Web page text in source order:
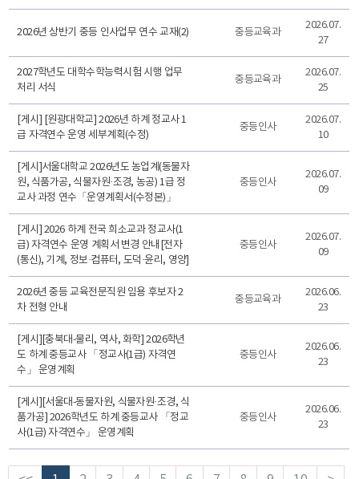
2026년 상반기 중등 인사업무 연수 교재(2) 중등교육과
2026.07.
27
2027학년도 대학수학능력시험 시행 업무
처리 서식
중등교육과
2026.07.
25
[게시] [원광대학교] 2026년 하계 정교사 1
급 자격연수 운영 세부계획(수정)
중등인사
2026.07.
10
[게시]서울대학교 2026년도 농업계(동물자
원, 식품가공, 식물자원·조경, 농공) 1급 정
교사 과정 연수「운영계획서(수정본)」
중등인사
2026.07.
09
[게시] 2026 하계 전국 희소교과 정교사(1
급) 자격연수 운영 계획서 변경 안내[전자
(통신), 기계, 정보·컴퓨터, 도덕·윤리, 영양]
중등인사
2026.07.
09
2026년 중등 교육전문직원 임용 후보자 2
차 전형 안내
중등교육과
2026.06.
23
[게시][충북대-물리, 역사, 화학] 2026학년
도 하계 중등교사 「정교사(1급) 자격연
수」 운영계획
중등인사
2026.06.
23
[게시][서울대-동물자원, 식물자원·조경, 식
품가공] 2026학년도 하계 중등교사 「정교
사(1급) 자격연수」 운영계획
중등인사
2026.06.
23